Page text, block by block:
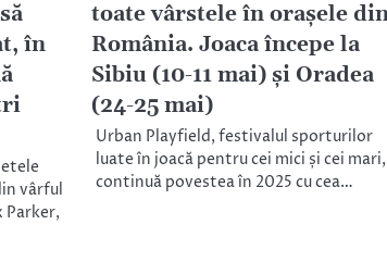
în
vârful
Parker,
toate vârstele în orașele
România. Joaca începe la
Sibiu (10-11 mai) și Oradea
(24-25 mai)
Urban Playfield, festivalul sporturilor
luate în joacă pentru cei mici și cei
continuă povestea în 2025 cu cea…